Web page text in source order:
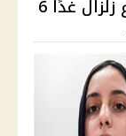
البحوث الفلكية تحسم مزاعم وقوع زلزال غدًا 6